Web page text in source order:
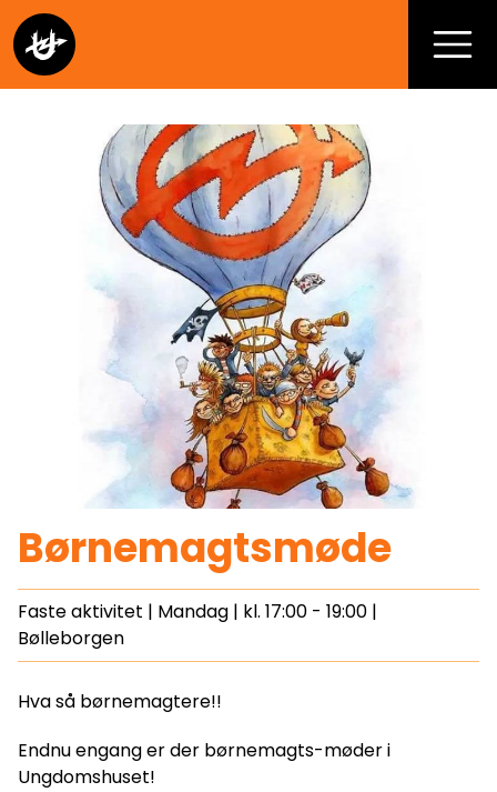
Børnemagtsmøde
Faste aktivitet | Mandag | kl. 17:00 - 19:00 |
Bølleborgen
Hva så børnemagtere!!
Endnu engang er der børnemagts-møder i
Ungdomshuset!